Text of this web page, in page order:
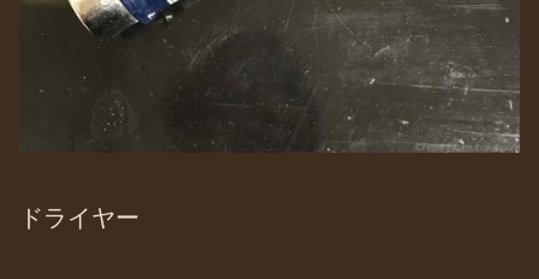
ドライヤー